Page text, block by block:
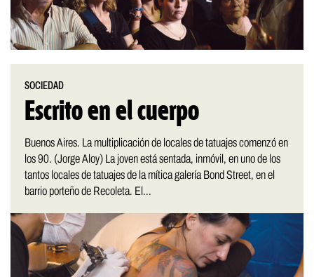
SOCIEDAD
Escrito en el cuerpo
Buenos Aires. La multiplicación de locales de tatuajes comenzó en
los 90. (Jorge Aloy) La joven está sentada, inmóvil, en uno de los
tantos locales de tatuajes de la mítica galería Bond Street, en el
barrio porteño de Recoleta. El...